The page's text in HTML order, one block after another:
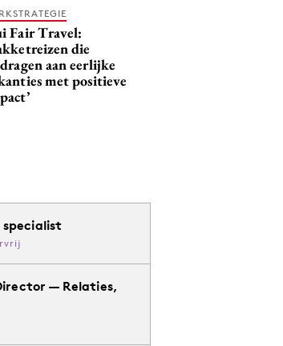
Fair Travel:
die
aan eerlijke
met positieve
— Relaties,